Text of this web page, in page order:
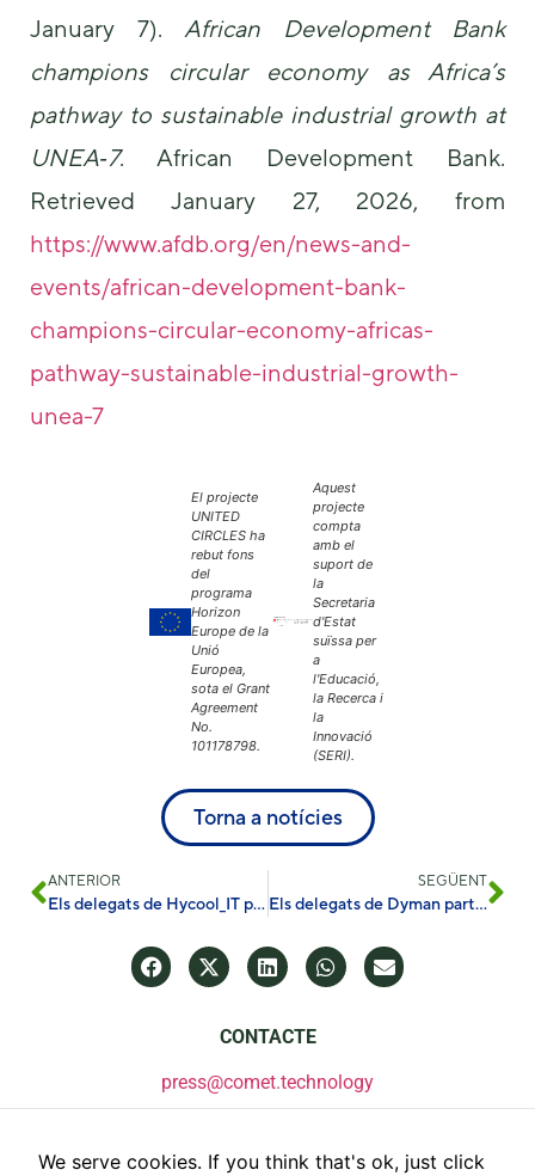
January 7). African Development Bank
champions circular economy as Africa’s
pathway to sustainable industrial growth at
UNEA‑7. African Development Bank.
Retrieved January 27, 2026, from
https://www.afdb.org/en/news-and-
events/african-development-bank-
champions-circular-economy-africas-
pathway-sustainable-industrial-growth-
unea-7
El projecte
UNITED
CIRCLES ha
rebut fons
del
programa
Horizon
Europe de la
Unió
Europea,
sota el Grant
Agreement
No.
101178798.
Aquest
projecte
compta
amb el
suport de
la
Secretaria
d'Estat
suïssa per
a
l'Educació,
la Recerca i
la
Innovació
(SERI).
Torna a notícies
ANTERIOR
Els delegats de Hycool_IT participen a la presentació dels nous membres del Smart Energy Cluster
SEGÜENT
Els delegats de Dyman participen en la redacció del Pla Estratègic del EIC Cooling Portfolio
CONTACTE
press@comet.technology
We serve cookies. If you think that's ok, just click